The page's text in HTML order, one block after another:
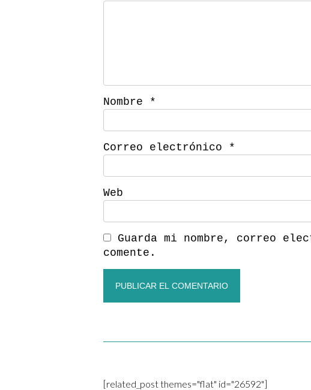
Nombre *
Correo electrónico *
Web
Guarda mi nombre, correo
comente.
[related_post themes="flat" id="26592"]